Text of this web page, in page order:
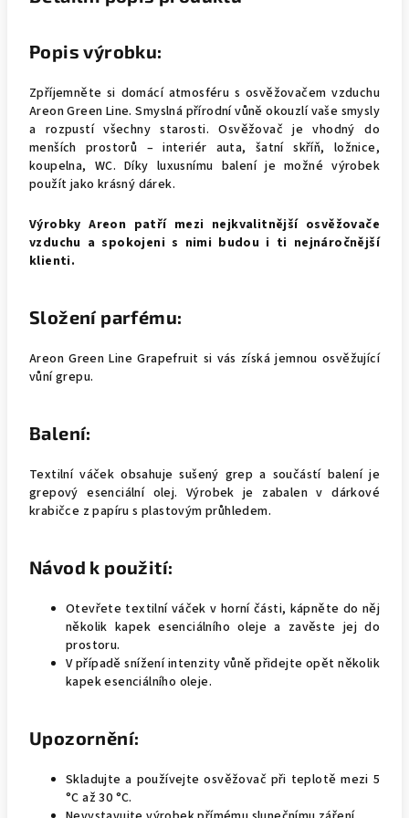
Popis výrobku:
Zpříjemněte si domácí atmosféru s osvěžovačem vzduchu
Areon Green Line. Smyslná přírodní vůně okouzlí vaše smysly
a rozpustí všechny starosti. Osvěžovač je vhodný do
menších prostorů – interiér auta, šatní skříň, ložnice,
koupelna, WC. Díky luxusnímu balení je možné výrobek
použít jako krásný dárek.
Výrobky Areon patří mezi nejkvalitnější osvěžovače
vzduchu a spokojeni s nimi budou i ti nejnáročnější
klienti.
Složení parfému:
Areon Green Line Grapefruit si vás získá jemnou osvěžující
vůní grepu.
Balení:
Textilní váček obsahuje sušený grep a součástí balení je
grepový esenciální olej. Výrobek je zabalen v dárkové
krabičce z papíru s plastovým průhledem.
Návod k použití:
Otevřete textilní váček v horní části, kápněte do něj
několik kapek esenciálního oleje a zavěste jej do
prostoru.
V případě snížení intenzity vůně přidejte opět několik
kapek esenciálního oleje.
Upozornění:
Skladujte a používejte osvěžovač při teplotě mezi 5
°C až 30 °C.